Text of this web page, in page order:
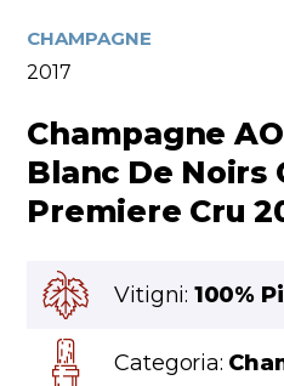
CHAMPAGNE
2017
Champagne
Blanc De Noirs
Premiere Cru
Vitigni: 100%
Categoria: